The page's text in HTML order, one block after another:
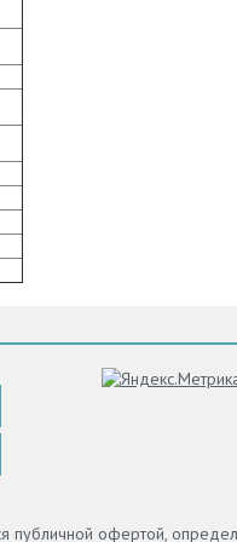
публичной офертой,